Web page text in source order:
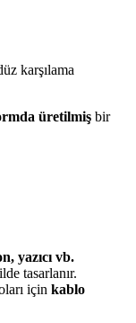
karşılama
üretilmiş bir
yazıcı vb.
tasarlanır.
için kablo